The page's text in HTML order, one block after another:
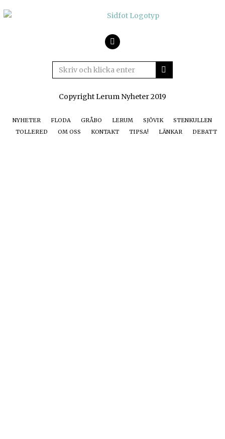
Copyright Lerum Nyheter 2019
NYHETER FLODA GRÅBO LERUM SJÖVIK
STENKULLEN
TOLLERED
OM OSS KONTAKT TIPSA! LÄNKAR DEBATT